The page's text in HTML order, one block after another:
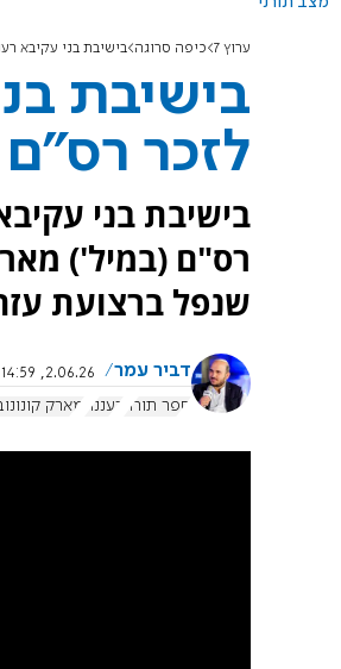
ערוץ 7 כיפה סרוגה בישיבת בני עקיבא
בישיבת
לזכר רס"ם
בישיבת בני
רס"ם (במיל')
שנפל ברצועת עזה
דביר עמר
2.06.26, 14:59
ספר תורה
רעננה מארק